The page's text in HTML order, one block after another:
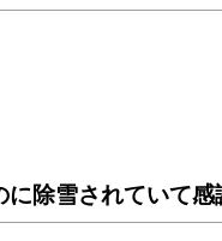
に除雪されていて感